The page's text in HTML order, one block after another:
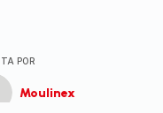
POR
Moulinex